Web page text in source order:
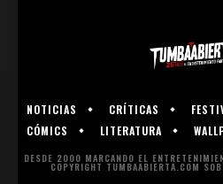
NOTICIAS CRÍTICAS
CÓMICS
LITERATURA
DESDE 2000 MARCANDO EL
COPYRIGHT TUMBAABIERTA.COM